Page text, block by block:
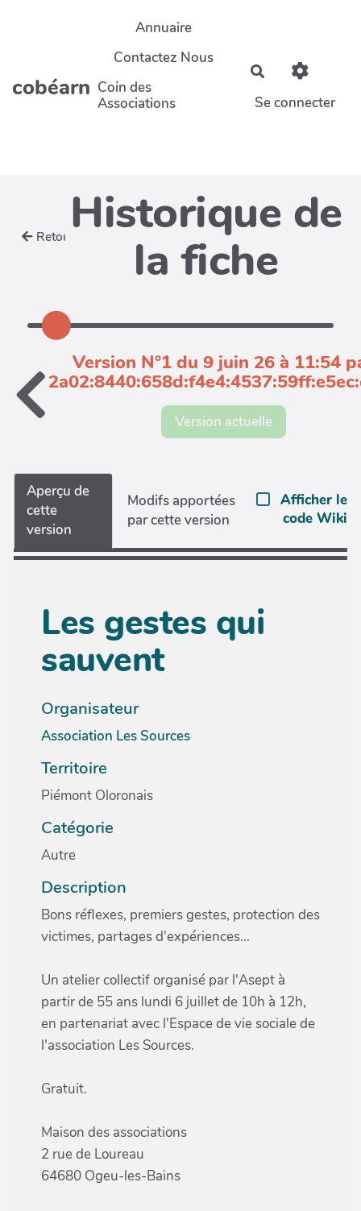
Aller au contenu principal
cobéarn
Annuaire
Contactez Nous
Coin des
Associations
Rechercher
Se connecter
Retour Historique de
la fiche
Version N°1 du 9 juin 26 à 11:54
Version actuelle
Aperçu de
cette
version
Modifs apportées
par cette version
Afficher le
code Wiki
Les gestes qui
sauvent
Organisateur
Association Les Sources
Territoire
Piémont Oloronais
Catégorie
Autre
Description
Bons réflexes, premiers gestes, protection des
victimes, partages d'expériences...
Un atelier collectif organisé par l'Asept à
partir de 55 ans lundi 6 juillet de 10h à 12h,
en partenariat avec l'Espace de vie sociale de
l'association Les Sources.
Gratuit.
Maison des associations
2 rue de Loureau
64680 Ogeu-les-Bains